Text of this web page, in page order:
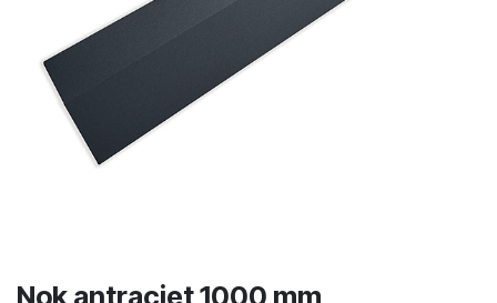
Nok antraciet 1000 mm